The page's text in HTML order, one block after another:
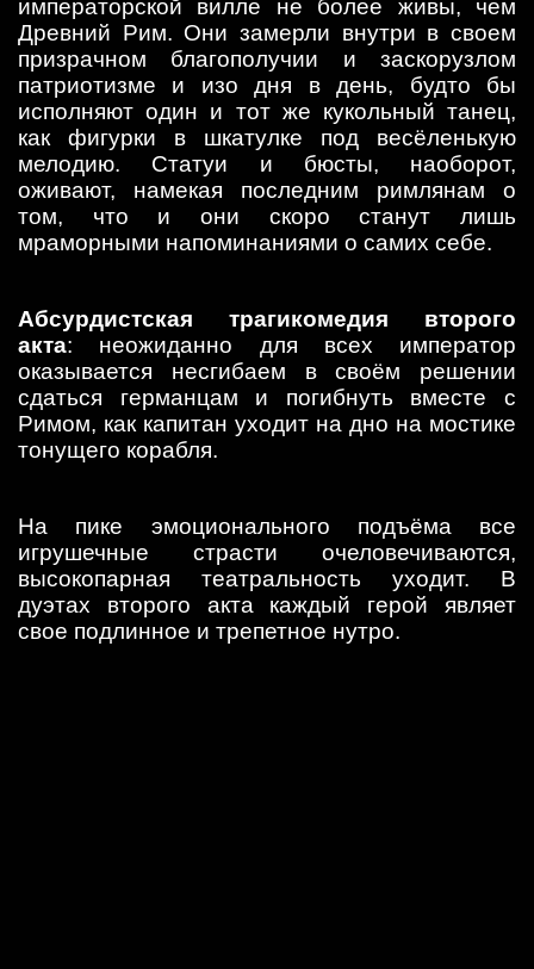
императорской вилле не более живы, чем
Древний Рим. Они замерли внутри в своем
призрачном благополучии и заскорузлом
патриотизме и изо дня в день, будто бы
исполняют один и тот же кукольный танец,
как фигурки в шкатулке под весёленькую
мелодию. Статуи и бюсты, наоборот,
оживают, намекая последним римлянам о
том, что и они скоро станут лишь
мраморными напоминаниями о самих себе.
Абсурдистская трагикомедия второго
акта: неожиданно для всех император
оказывается несгибаем в своём решении
сдаться германцам и погибнуть вместе с
Римом, как капитан уходит на дно на мостике
тонущего корабля.
На пике эмоционального подъёма все
игрушечные страсти очеловечиваются,
высокопарная театральность уходит. В
дуэтах второго акта каждый герой являет
свое подлинное и трепетное нутро.